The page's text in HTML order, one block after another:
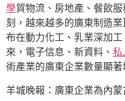
學貿物流、房地產、餐飲
刻，越來越多的廣東制造業
布在動力化工、乳業深加
來，電子信息、新資料、 私
術產業的廣東企業數量顯著
羊城晚報：廣東企業為內